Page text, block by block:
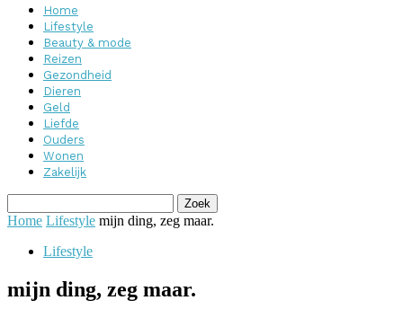
Home
Lifestyle
Beauty & mode
Reizen
Gezondheid
Dieren
Geld
Liefde
Ouders
Wonen
Zakelijk
Home Lifestyle mijn ding, zeg maar.
Lifestyle
mijn ding, zeg maar.